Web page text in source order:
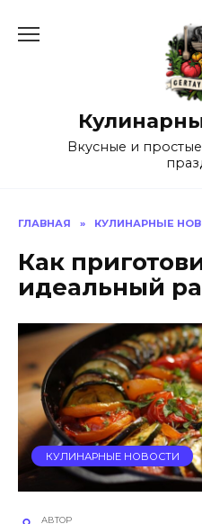
Вкусные и
ГЛАВНАЯ » КУЛИНАРНЫЕ
Как
идеальный
КУЛИНАРНЫЕ НОВОСТИ
АВТОР